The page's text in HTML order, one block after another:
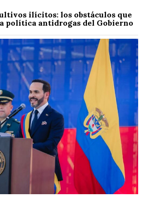
ilícitos: los obstáculos que
política antidrogas del Gobierno